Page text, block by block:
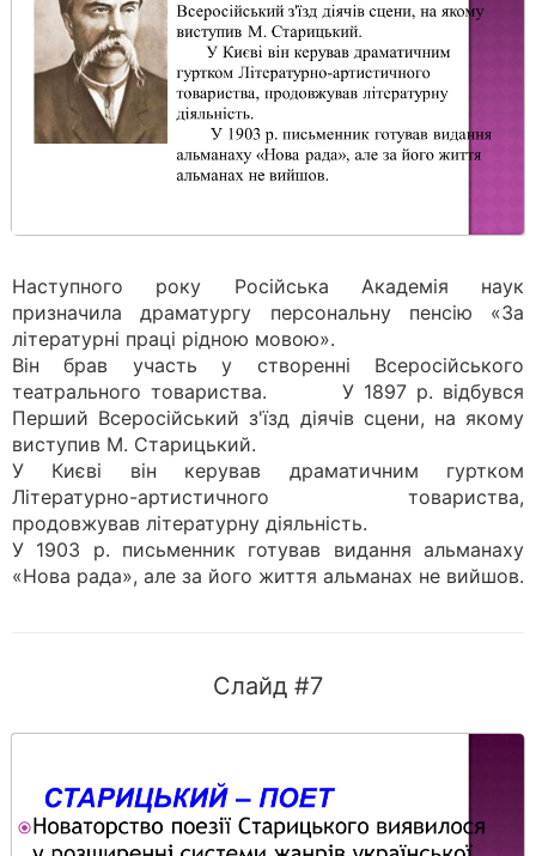
Наступного року Російська Академія наук
призначила драматургу персональну пенсію «За
літературні праці рідною мовою».
Він брав участь у створенні Всеросійського
театрального товариства. У 1897 р. відбувся
Перший Всеросійський з'їзд діячів сцени, на якому
виступив М. Старицький.
У Києві він керував драматичним гуртком
Літературно-артистичного товариства,
продовжував літературну діяльність.
У 1903 р. письменник готував видання альманаху
«Нова рада», але за його життя альманах не вийшов.
Слайд #7